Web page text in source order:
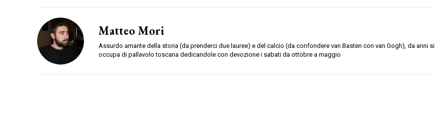
Matteo Mori
Assurdo amante della storia (da prenderci due lauree) e del calcio (da confondere van Basten con van Gogh), da anni si
occupa di pallavolo toscana dedicandole con devozione i sabati da ottobre a maggio